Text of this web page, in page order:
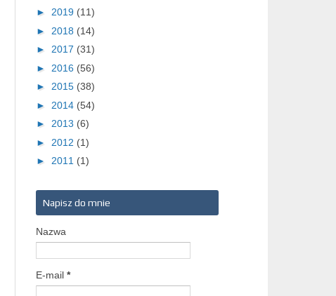
► 2019 (11)
► 2018 (14)
► 2017 (31)
► 2016 (56)
► 2015 (38)
► 2014 (54)
► 2013 (6)
► 2012 (1)
► 2011 (1)
Napisz do mnie
Nazwa
E-mail *